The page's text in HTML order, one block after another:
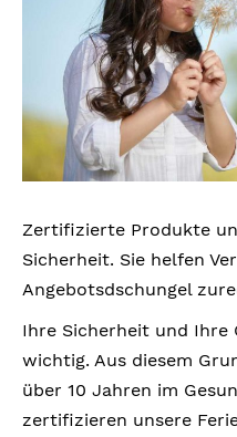
Zertifizierte Produkte
Sicherheit. Sie helfen
Angebotsdschungel
Ihre Sicherheit und Ihre
wichtig. Aus diesem
über 10 Jahren im
zertifizieren unsere